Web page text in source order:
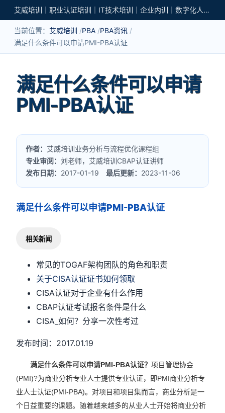
艾威培训｜职业认证培训｜IT技术培训｜企业内训｜数字化人才培养
当前位置： 艾威培训 PBA PBA资讯
满足什么条件可以申请PMI-PBA认证
满足什么条件可以申请
PMI-PBA认证
作者： 艾威培训业务分析与流程优化课程组
专业审阅：刘老师，艾威培训CBAP认证讲师
发布日期： 2017-01-19最后更新： 2023-11-06
满足什么条件可以申请PMI-PBA认证
相关新闻
常见的TOGAF架构团队的角色和职责
关于CISA认证证书如何领取
CISA认证对于企业有什么作用
CBAP认证考试报名条件是什么
CISA_如何？分享一次性考过
发布时间：2017.01.19
满足什么条件可以申请PMI-PBA认证？项目管理协会
(PMI)?为商业分析专业人士提供专业认证，即PMI商业分析专
业人士认证(PMI-PBA)。对项目和项目集而言，商业分析是一
个日益重要的课题。随着越来越多的从业人士开始将商业分析